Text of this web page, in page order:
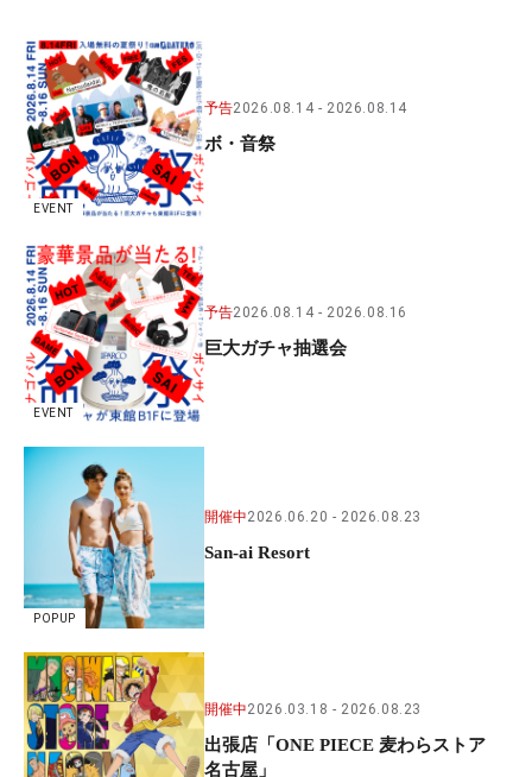
EVENT
予告2026.08.14 2026.08.14
ボ・音祭
EVENT
予告2026.08.14 2026.08.16
巨大ガチャ抽選会
POPUP
開催中2026.06.20 2026.08.23
San-ai Resort
開催中2026.03.18 2026.08.23
出張店「ONE PIECE 麦わらストア
名古屋」